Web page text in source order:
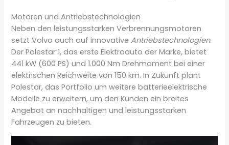
Motoren und Antriebstechnologien
Neben den leistungsstarken Verbrennungsmotoren
setzt Volvo auch auf innovativeAntriebstechnologien.
Der Polestar 1, das erste Elektroauto der Marke, bietet
441 kW (600 PS) und 1.000 Nm Drehmoment bei einer
elektrischen Reichweite von 150 km. In Zukunft plant
Polestar, das Portfolio um weitere batterieelektrische
Modelle zu erweitern, um den Kunden ein breites
Angebot an nachhaltigen und leistungsstarken
Fahrzeugen zu bieten.